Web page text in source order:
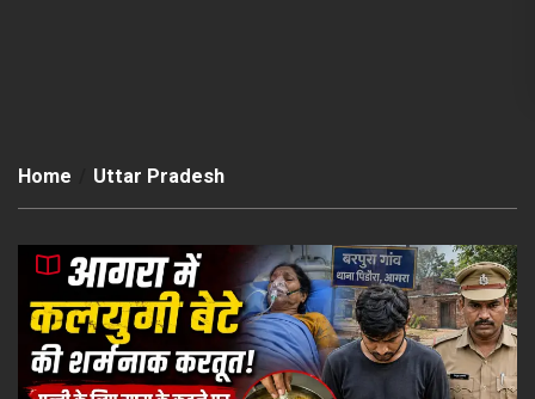
Home Uttar Pradesh